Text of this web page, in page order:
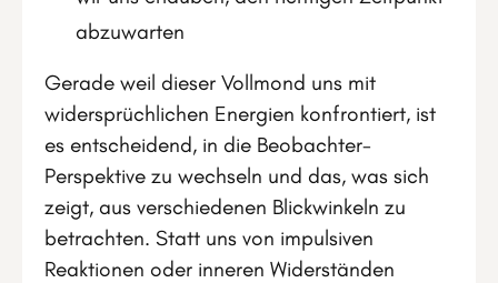
abzuwarten
Gerade weil dieser Vollmond uns mit
widersprüchlichen Energien konfrontiert, ist
es entscheidend, in die Beobachter-
Perspektive zu wechseln und das, was sich
zeigt, aus verschiedenen Blickwinkeln zu
betrachten. Statt uns von impulsiven
Reaktionen oder inneren Widerständen